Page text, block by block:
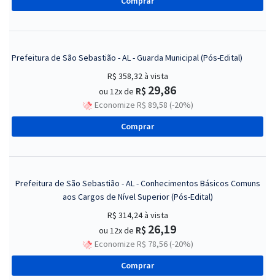
Prefeitura de São Sebastião - AL - Guarda Municipal (Pós-Edital)
R$ 358,32à vista
ou 12x de R$ 29,86
Economize R$ 89,58 (-20%)
Comprar
Prefeitura de São Sebastião - AL - Conhecimentos Básicos Comuns
aos Cargos de Nível Superior (Pós-Edital)
R$ 314,24à vista
ou 12x de R$ 26,19
Economize R$ 78,56 (-20%)
Comprar